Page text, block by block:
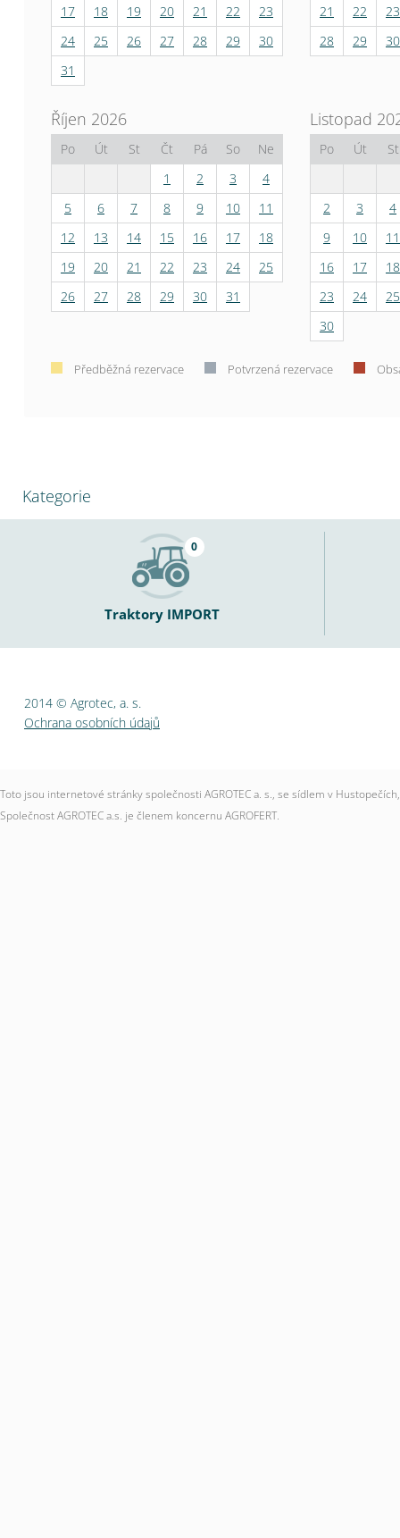
17
18 19 20 21 22
23
24
25 26 27 28 29
30
31
21
22
23
28
29 30
Říjen 2026
Po Út St Čt Pá So
Ne
1
2 3
4
5
6 7 8 9 10
11
12
13 14 15 16 17
18
19
20 21 22 23 24
25
26
27 28 29 30 31
Listopad
Po Út St
2 3
4
9
10
11
16
17
18
23
24
25
30
Předběžná rezervace Potvrzená rezervace
Kategorie
Traktory IMPORT
0
2014 © Agrotec, a. s.
Ochrana osobních údajů
Toto jsou internetové stránky společnosti AGROTEC a. s., se sídlem v
Společnost AGROTEC a.s. je členem koncernu AGROFERT.